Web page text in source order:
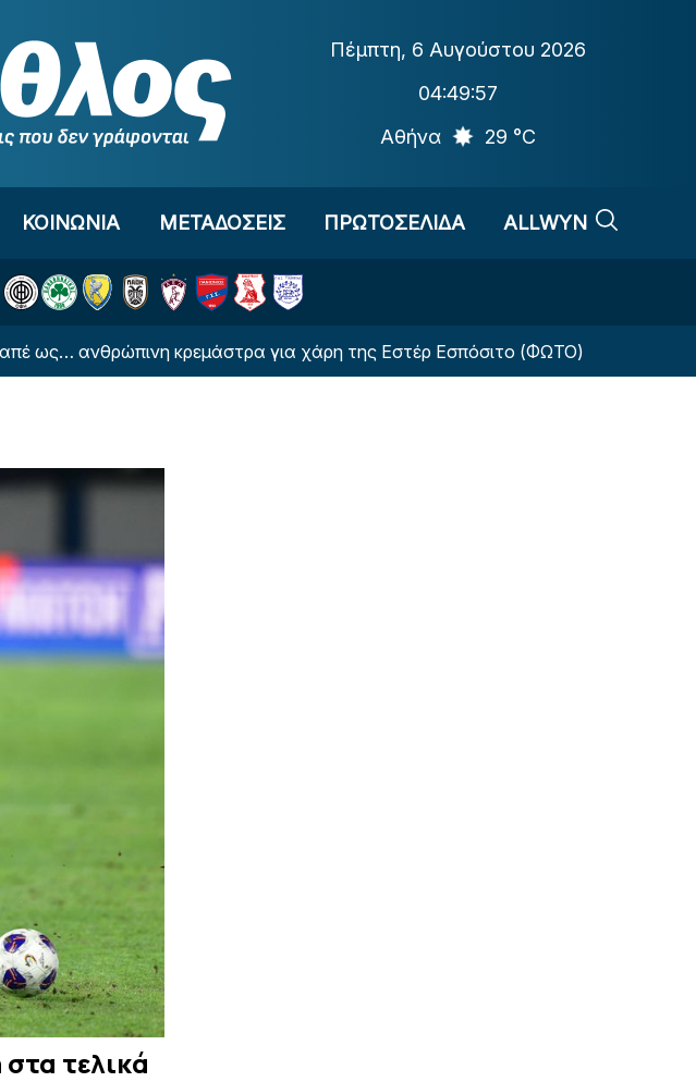
Πέμπτη, 6 Αυγούστου 2026
04:49:58
Αθήνα
29 °C
ΚΟΙΝΩΝΙΑ ΜΕΤΑΔΟΣΕΙΣ ΠΡΩΤΟΣΕΛΙΔΑ ALLWYN
κρεμάστρα για χάρη της Εστέρ Εσπόσιτο (ΦΩΤΟ)
τελικά